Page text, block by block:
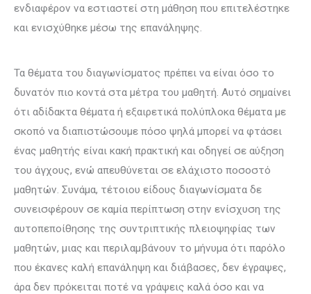
ενδιαφέρον να εστιαστεί στη μάθηση που επιτελέστηκε
και ενισχύθηκε μέσω της επανάληψης.
Τα θέματα του διαγωνίσματος πρέπει να είναι όσο το
δυνατόν πιο κοντά στα μέτρα του μαθητή. Αυτό σημαίνει
ότι αδίδακτα θέματα ή εξαιρετικά πολύπλοκα θέματα με
σκοπό να διαπιστώσουμε πόσο ψηλά μπορεί να φτάσει
ένας μαθητής είναι κακή πρακτική και οδηγεί σε αύξηση
του άγχους, ενώ απευθύνεται σε ελάχιστο ποσοστό
μαθητών. Συνάμα, τέτοιου είδους διαγωνίσματα δε
συνεισφέρουν σε καμία περίπτωση στην ενίσχυση της
αυτοπεποίθησης της συντριπτικής πλειοψηφίας των
μαθητών, μιας και περιλαμβάνουν το μήνυμα ότι παρόλο
που έκανες καλή επανάληψη και διάβασες, δεν έγραψες,
άρα δεν πρόκειται ποτέ να γράψεις καλά όσο και να